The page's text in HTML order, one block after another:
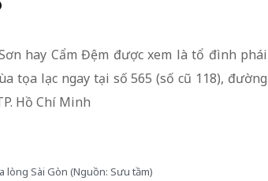
hay Cẩm Đệm được xem là tổ đình phái
tọa lạc ngay tại số 565 (số cũ 118), đường
Hồ Chí Minh
lòng Sài Gòn (Nguồn: Sưu tầm)